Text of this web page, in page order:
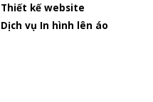
Thiết kế website
Dịch vụ In hình lên áo